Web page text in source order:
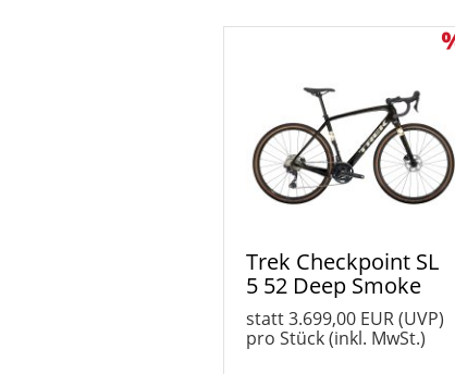
Trek Checkpoint SL
5 52 Deep Smoke
statt3.699,00 EUR(UVP)
pro Stück (inkl. MwSt.)